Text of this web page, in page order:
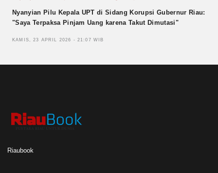
Nyanyian Pilu Kepala UPT di Sidang Korupsi Gubernur Riau:
"Saya Terpaksa Pinjam Uang karena Takut Dimutasi"
KAMIS, 23 APRIL 2026 - 21:07 WIB
Riaubook